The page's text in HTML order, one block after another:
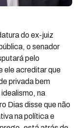
do ex-juiz
o senador
pelo
ele acreditar que
privada bem
na
Dias disse que não
na política e